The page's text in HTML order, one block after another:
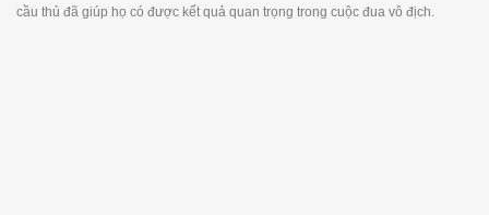
cầu thủ đã giúp họ có được kết quả quan trọng trong cuộc đua vô địch.